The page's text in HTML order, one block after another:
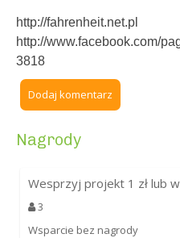
http://fahrenheit.net.pl
http://www.facebook.com/
3818
Dodaj komentarz
Nagrody
Wesprzyj projekt 1 zł lub
3
Wsparcie bez nagrody